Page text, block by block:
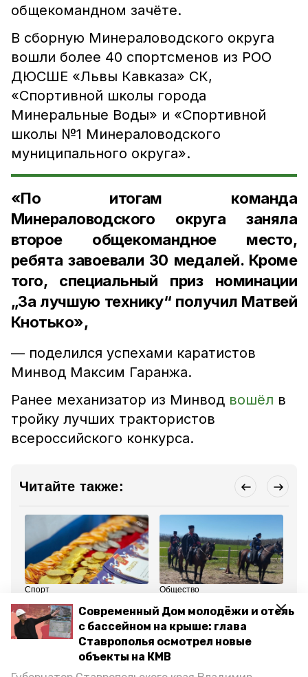
Современный Дом молодёжи и отель
с бассейном на крыше: глава
Ставрополья осмотрел новые
объекты на КМВ
общекомандном зачёте.
В сборную Минераловодского округа
вошли более 40 спортсменов из РОО
ДЮСШЕ «Львы Кавказа» СК,
«Спортивной школы города
Минеральные Воды» и «Спортивной
школы №1 Минераловодского
муниципального округа».
«По итогам команда
Минераловодского округа заняла
второе общекомандное место,
ребята завоевали 30 медалей. Кроме
того, специальный приз номинации
„За лучшую технику“ получил Матвей
Кнотько»,
— поделился успехами каратистов
Минвод Максим Гаранжа.
Ранее механизатор из Минвод вошёл в
тройку лучших трактористов
всероссийского конкурса.
Читайте также:
Спорт
1 мая , 15:46
Призовые места
завоевали
минераловодские
спортсмены на
первенстве по борьбе
Общество
Джигитовка, конкур и
рубка шашкой: конный
переход завершился в
Минераловодском
округе